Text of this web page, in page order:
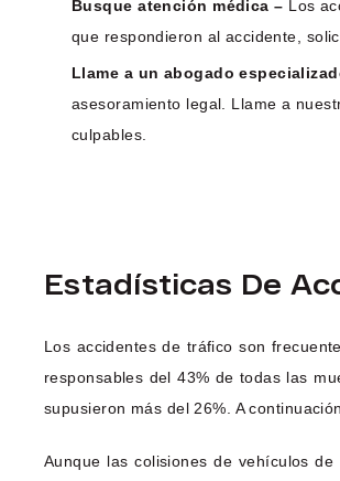
Busque atención médica – Los
que respondieron al accidente,
Llame a un abogado
asesoramiento legal. Llame a
culpables.
Estadísticas De
Los accidentes de tráfico son
responsables del 43% de todas las
supusieron más del 26%. A
Aunque las colisiones de vehículos